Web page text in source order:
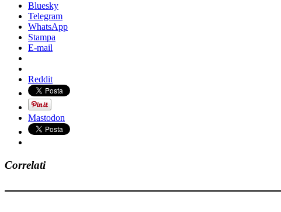
Bluesky
Telegram
WhatsApp
Stampa
E-mail
Reddit
Mastodon
Correlati